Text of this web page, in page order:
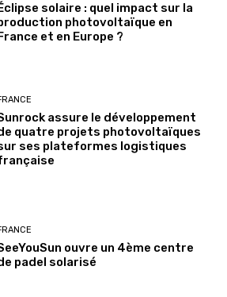
solaire : quel impact sur la
photovoltaïque en
et en Europe ?
assure le développement
quatre projets photovoltaïques
ses plateformes logistiques
ouvre un 4ème centre
padel solarisé